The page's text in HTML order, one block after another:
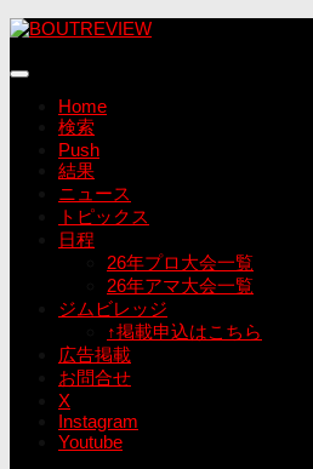
コ
テ
Home
検索
Push
結果
ニュース
トピックス
日程
26年プロ大会一覧
26年アマ大会一覧
ジムビレッジ
↑掲載申込はこちら
広告掲載
お問合せ
X
Instagram
Youtube